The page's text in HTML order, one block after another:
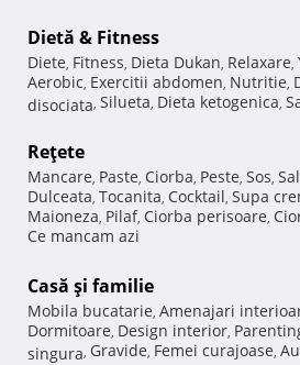
Dietă & Fitness
Diete, Fitness, Dieta Dukan, Relaxare,
Aerobic, Exercitii abdomen, Nutritie,
disociata, Silueta, Dieta ketogenica,
Reţete
Mancare, Paste, Ciorba, Peste, Sos,
Dulceata, Tocanita, Cocktail, Supa
Maioneza, Pilaf, Ciorba perisoare,
Ce mancam azi
Casă şi familie
Mobila bucatarie, Amenajari
Dormitoare, Design interior,
singura, Gravide, Femei curajoase,